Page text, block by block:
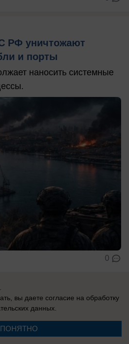
РФ уничтожают
и порты
наносить системные
0
вы даете согласие на обработку
данных.
ПОНЯТНО